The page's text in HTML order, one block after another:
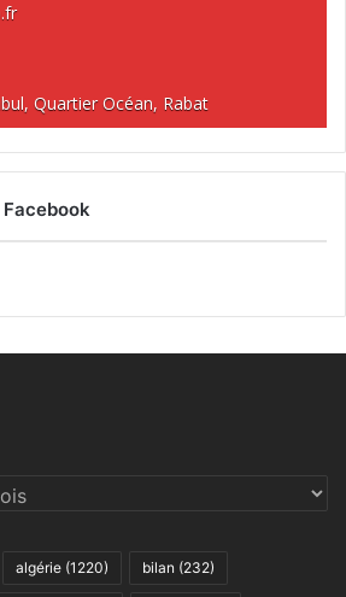
Quartier Océan, Rabat
algérie (1220) bilan (232)